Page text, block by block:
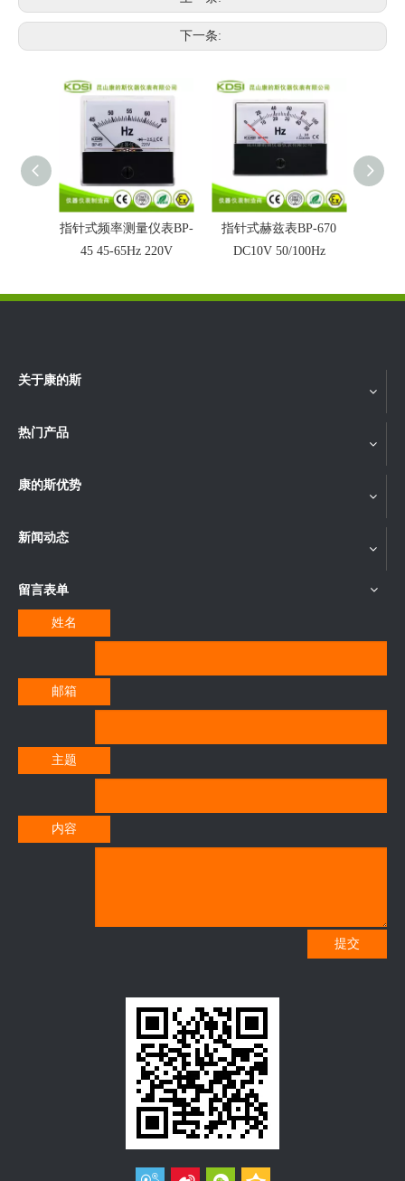
下一条:
指针式频率测量仪表BP-
45 45-65Hz 220V
指针式赫兹表BP-670
DC10V 50/100Hz
关于康的斯
热门产品
康的斯优势
新闻动态
留言表单
姓名
邮箱
主题
内容
提交